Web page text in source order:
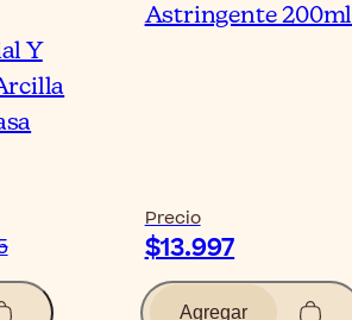
Y
Astringente 200ml
Precio
$13.997
Agregar